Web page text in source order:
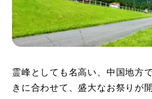
霊峰としても名高い、中国地方
きに合わせて、盛大なお祭りが